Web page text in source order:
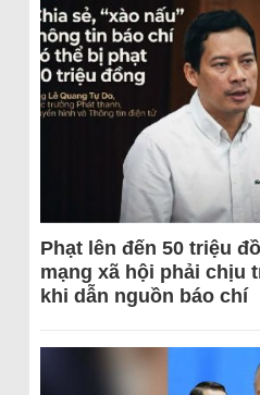
Phạt lên đến 50 triệu
mạng xã hội phải chịu
khi dẫn nguồn báo chí